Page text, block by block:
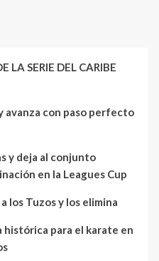
LA SERIE DEL CARIBE
avanza con paso perfecto
y deja al conjunto
en la Leagues Cup
los Tuzos y los elimina
histórica para el karate en